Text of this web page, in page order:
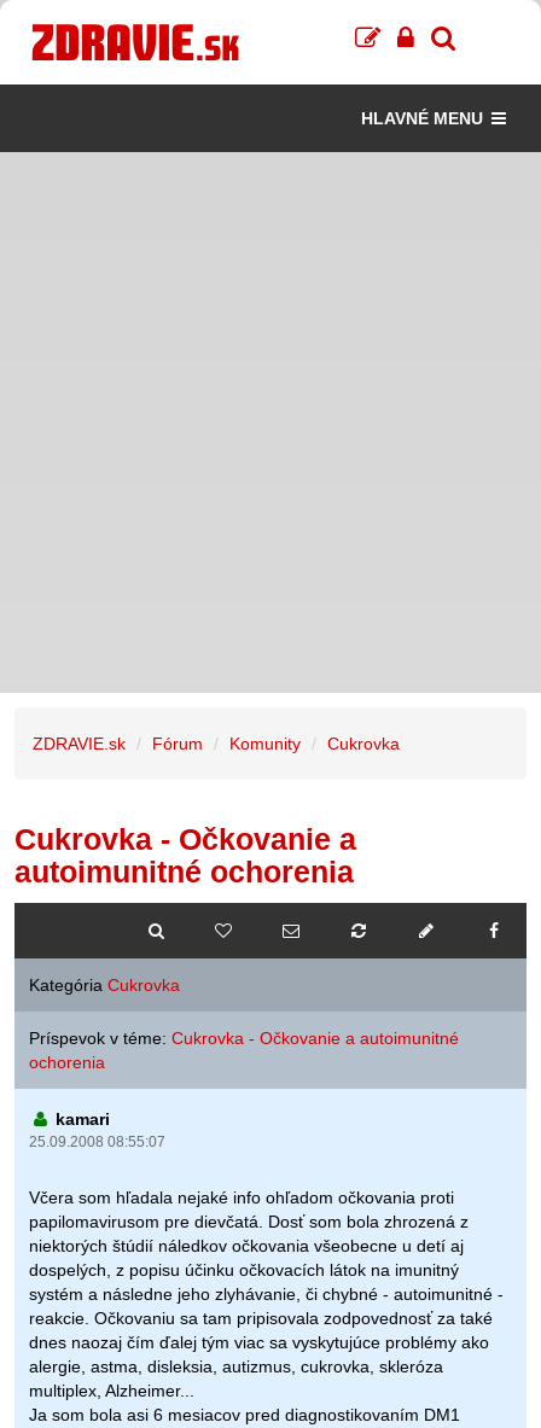
HLAVNÉ MENU
ZDRAVIE.sk Fórum Komunity Cukrovka
Cukrovka - Očkovanie a
autoimunitné ochorenia
Kategória Cukrovka
Príspevok v téme: Cukrovka - Očkovanie a autoimunitné
ochorenia
kamari
25.09.2008 08:55:07
Včera som hľadala nejaké info ohľadom očkovania proti
papilomavirusom pre dievčatá. Dosť som bola zhrozená z
niektorých štúdií náledkov očkovania všeobecne u detí aj
dospelých, z popisu účinku očkovacích látok na imunitný
systém a následne jeho zlyhávanie, či chybné - autoimunitné -
reakcie. Očkovaniu sa tam pripisovala zodpovednosť za také
dnes naozaj čím ďalej tým viac sa vyskytujúce problémy ako
alergie, astma, disleksia, autizmus, cukrovka, skleróza
multiplex, Alzheimer...
Ja som bola asi 6 mesiacov pred diagnostikovaním DM1